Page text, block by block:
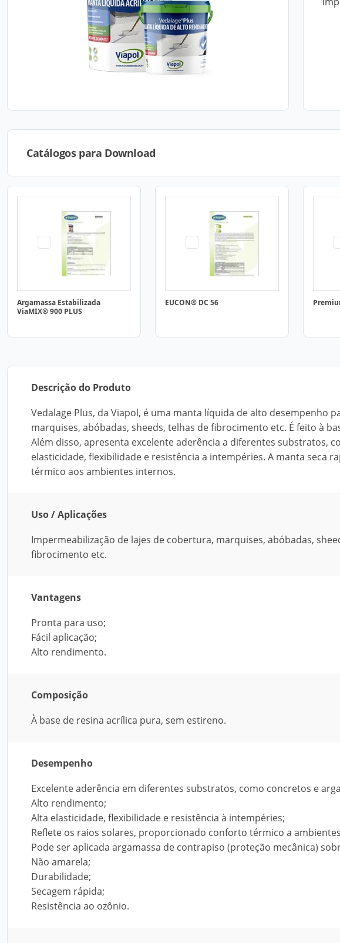
Catálogos para Download
Argamassa Estabilizada
ViaMIX® 900 PLUS
EUCON® DC 56
Descrição do Produto
Vedalage Plus, da Viapol, é uma manta líquida de alto desempenho
marquises, abóbadas, sheeds, telhas de fibrocimento etc. É feito à
Além disso, apresenta excelente aderência a diferentes substratos,
elasticidade, flexibilidade e resistência a intempéries. A manta seca
térmico aos ambientes internos.
Uso / Aplicações
Impermeabilização de lajes de cobertura, marquises, abóbadas,
fibrocimento etc.
Vantagens
Pronta para uso;
Fácil aplicação;
Alto rendimento.
Composição
À base de resina acrílica pura, sem estireno.
Desempenho
Excelente aderência em diferentes substratos, como concretos e
Alto rendimento;
Alta elasticidade, flexibilidade e resistência à intempéries;
Reflete os raios solares, proporcionado conforto térmico a
Pode ser aplicada argamassa de contrapiso (proteção mecânica)
Não amarela;
Durabilidade;
Secagem rápida;
Resistência ao ozônio.